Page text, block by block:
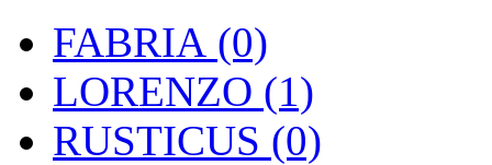
FABRIA (0)
LORENZO (1)
RUSTICUS (0)